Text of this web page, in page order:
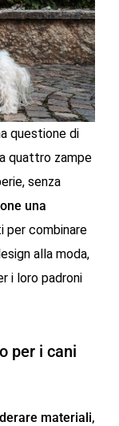
questione di
quattro zampe
senza
una
per combinare
alla moda,
i loro padroni
per i cani
materiali,